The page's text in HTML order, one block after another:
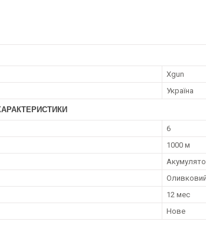
Xgun
Україна
6
1000 м
12 мес
Нове